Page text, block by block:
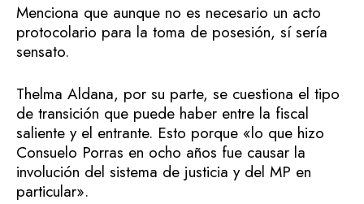
Menciona que aunque no es necesario un acto
protocolario para la toma de posesión, sí sería
sensato.
Thelma Aldana, por su parte, se cuestiona el tipo
de transición que puede haber entre la fiscal
saliente y el entrante. Esto porque «lo que hizo
Consuelo Porras en ocho años fue causar la
involución del sistema de justicia y del MP en
particular».